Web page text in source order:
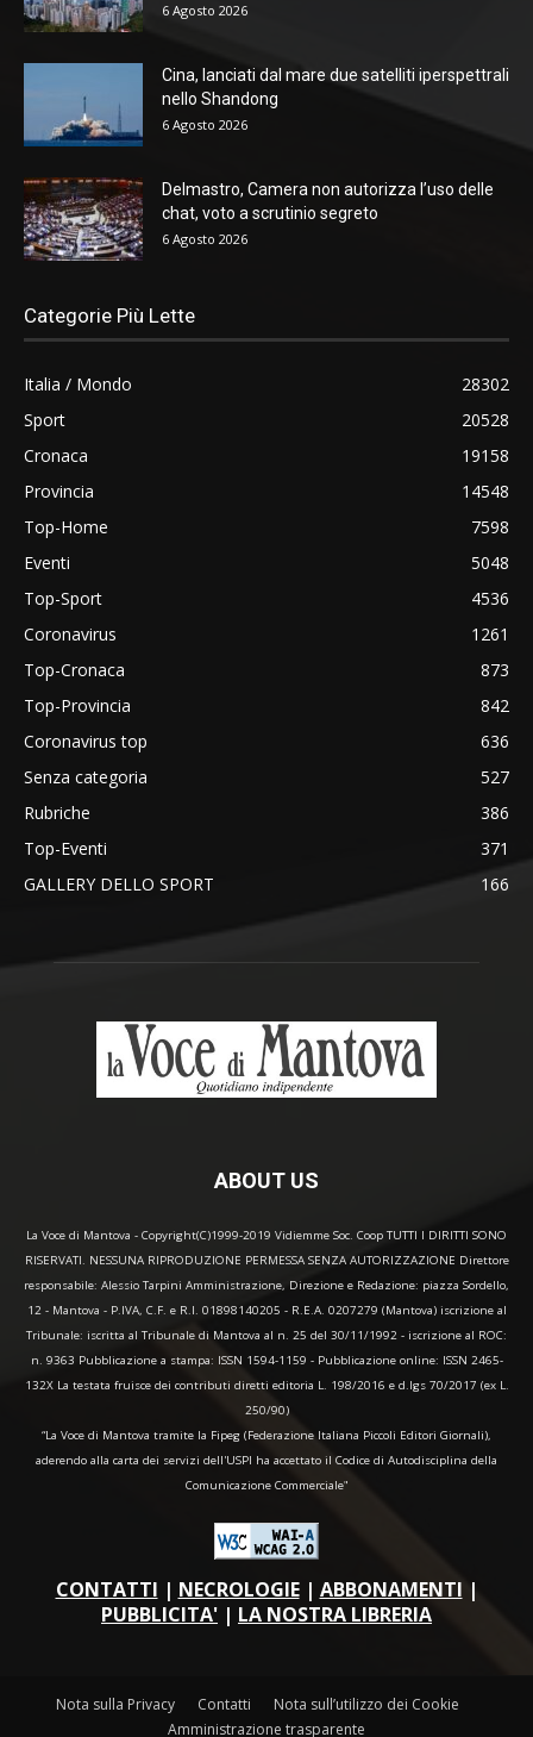
6 Agosto 2026
Cina, lanciati dal mare due satelliti iperspettrali
nello Shandong
6 Agosto 2026
Delmastro, Camera non autorizza l’uso delle
chat, voto a scrutinio segreto
6 Agosto 2026
Categorie Più Lette
Italia / Mondo
28302
Sport
20528
Cronaca
19158
Provincia
14548
Top-Home
7598
Eventi
5048
Top-Sport
4536
Coronavirus
1261
Top-Cronaca
873
Top-Provincia
842
Coronavirus top
636
Senza categoria
527
Rubriche
386
Top-Eventi
371
GALLERY DELLO SPORT
166
ABOUT US
La Voce di Mantova - Copyright(C)1999-2019 Vidiemme Soc. Coop TUTTI I DIRITTI SONO
RISERVATI. NESSUNA RIPRODUZIONE PERMESSA SENZA AUTORIZZAZIONE Direttore
responsabile: Alessio Tarpini Amministrazione, Direzione e Redazione: piazza Sordello,
12 - Mantova - P.IVA, C.F. e R.I. 01898140205 - R.E.A. 0207279 (Mantova) iscrizione al
Tribunale: iscritta al Tribunale di Mantova al n. 25 del 30/11/1992 - iscrizione al ROC:
n. 9363 Pubblicazione a stampa: ISSN 1594-1159 - Pubblicazione online: ISSN 2465-
132X La testata fruisce dei contributi diretti editoria L. 198/2016 e d.lgs 70/2017 (ex L.
250/90)
“La Voce di Mantova tramite la Fipeg (Federazione Italiana Piccoli Editori Giornali),
aderendo alla carta dei servizi dell'USPI ha accettato il Codice di Autodisciplina della
Comunicazione Commerciale"
CONTATTI | NECROLOGIE| ABBONAMENTI |
PUBBLICITA' | LA NOSTRA LIBRERIA
Nota sulla Privacy Contatti
Nota sull’utilizzo dei Cookie
Amministrazione trasparente